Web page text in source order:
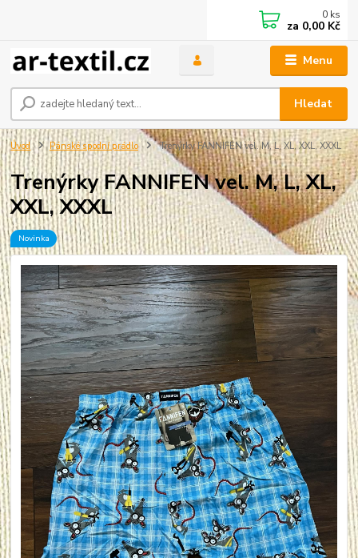
Menu
Hledat
0 ks
za 0,00 Kč
Úvod Pánské spodní prádlo Trenýrky FANNIFEN vel. M, L, XL, XXL, XXXL
Trenýrky FANNIFEN vel. M, L, XL,
XXL, XXXL
Novinka